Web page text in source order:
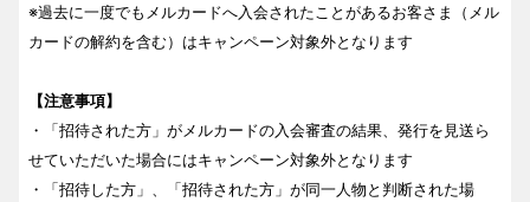
※過去に一度でもメルカードへ入会されたことがあるお客さま（メル
カードの解約を含む）はキャンペーン対象外となります
【注意事項】
・「招待された方」がメルカードの入会審査の結果、発行を見送ら
せていただいた場合にはキャンペーン対象外となります
・「招待した方」、「招待された方」が同一人物と判断された場